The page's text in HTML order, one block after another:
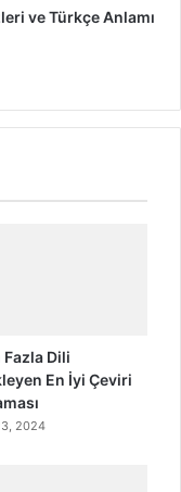
ve Türkçe Anlamı
Fazla Dili
En İyi Çeviri
2024